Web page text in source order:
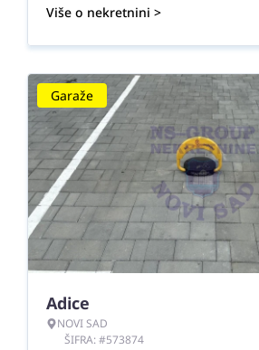
Više o nekretnini >
Garaže
Adice
NOVI SAD
ŠIFRA: #573874